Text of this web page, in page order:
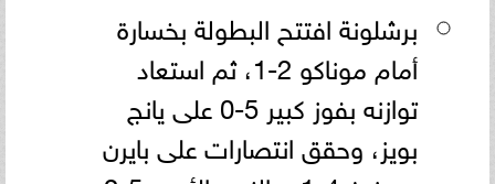
برشلونة افتتح البطولة بخسارة
أمام موناكو 2-1، ثم استعاد
توازنه بفوز كبير 5-0 على يانج
بويز، وحقق انتصارات على بايرن